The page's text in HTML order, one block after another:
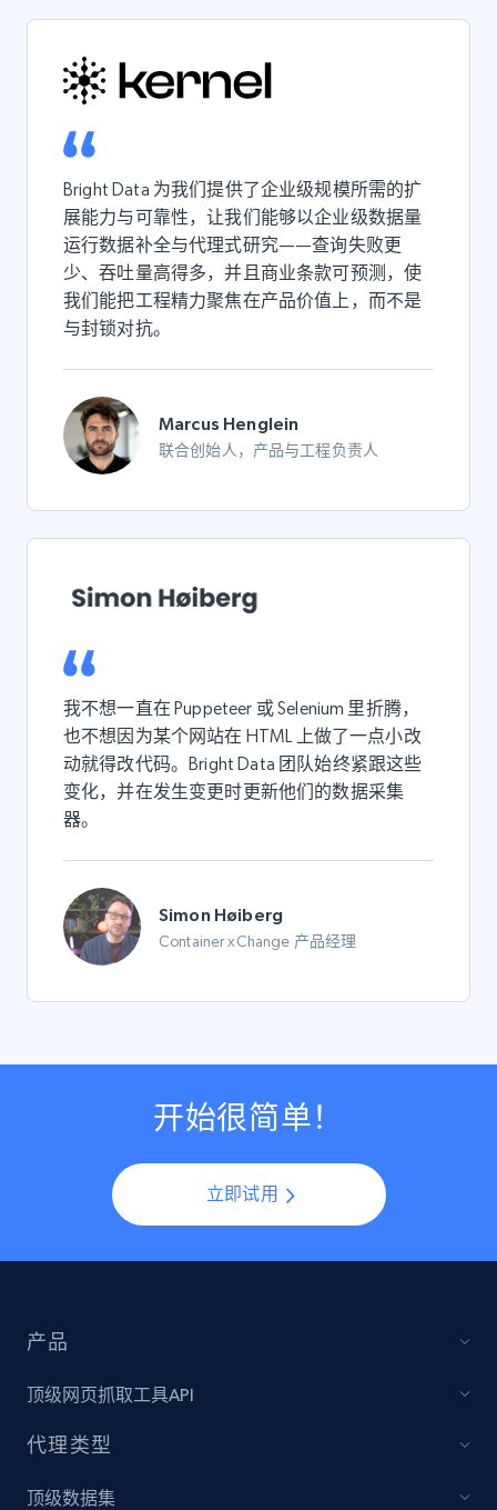
Bright Data 为我们提供了企业级规模所需的扩
展能力与可靠性，让我们能够以企业级数据量
运行数据补全与代理式研究——查询失败更
少、吞吐量高得多，并且商业条款可预测，使
我们能把工程精力聚焦在产品价值上，而不是
与封锁对抗。
Marcus Henglein
联合创始人，产品与工程负责人
我不想一直在 Puppeteer 或 Selenium 里折腾，
也不想因为某个网站在 HTML 上做了一点小改
动就得改代码。Bright Data 团队始终紧跟这些
变化，并在发生变更时更新他们的数据采集
器。
Simon Høiberg
Container xChange 产品经理
开始很简单！
立即试用
产品
顶级网页抓取工具API
代理类型
顶级数据集